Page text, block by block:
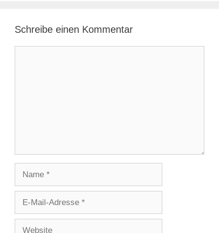
Schreibe einen Kommentar
Adresse